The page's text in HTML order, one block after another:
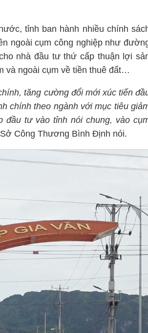
tỉnh ban hành nhiều chính
ngoài cụm công nghiệp như
nhà đầu tư thứ cấp thuận lợi
và ngoài cụm về tiền thuê đất…
tăng cường đổi mới xúc tiến
chính theo ngành với mục tiêu
đầu tư vào tỉnh nói chung, vào
Công Thương Bình Định nói.